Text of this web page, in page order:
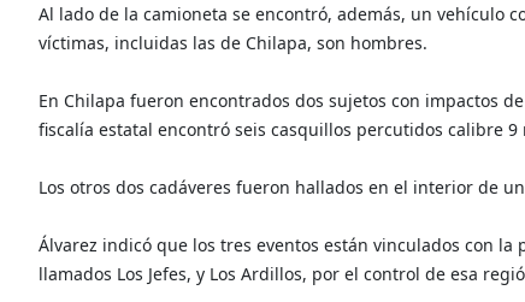
Al lado de la camioneta se encontró, además, un vehículo
víctimas, incluidas las de Chilapa, son hombres.
En Chilapa fueron encontrados dos sujetos con impactos
fiscalía estatal encontró seis casquillos percutidos calibre
Los otros dos cadáveres fueron hallados en el interior de
Álvarez indicó que los tres eventos están vinculados con
llamados Los Jefes, y Los Ardillos, por el control de esa